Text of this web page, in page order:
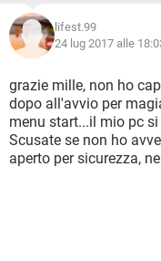
lifest.99
24 lug 2017 alle
grazie mille, non ho
dopo all'avvio per
menu start...il mio pc
Scusate se non ho
aperto per sicurezza,